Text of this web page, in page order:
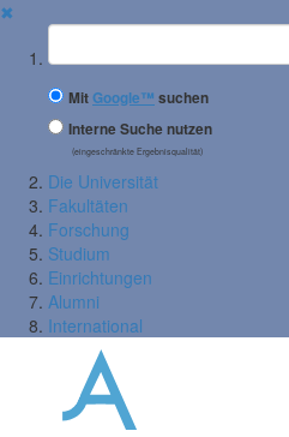
✖
Suchbegriff
MitGoogle™ suchen
Interne Suche nutzen
(eingeschränkte Ergebnisqualität)
Die Universität
Fakultäten
Forschung
Studium
Einrichtungen
Alumni
International